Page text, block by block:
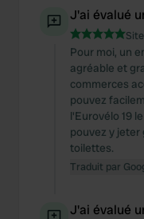
J'ai évalué
Pour moi, un
agréable et
commerces
pouvez
l'Eurovélo 19
pouvez y
toilettes.
Traduit par
J'ai évalué